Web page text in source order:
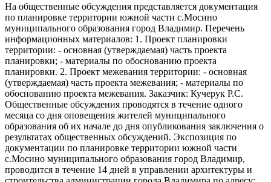
На общественные обсуждения представляется документация
по планировке территории южной части с.Мосино
муниципального образования город Владимир. Перечень
информационных материалов: 1. Проект планировки
территории: - основная (утверждаемая) часть проекта
планировки; - материалы по обоснованию проекта
планировки. 2. Проект межевания территории: - основная
(утверждаемая) часть проекта межевания; - материалы по
обоснованию проекта межевания. Заказчик: Кучерук Р.С.
Общественные обсуждения проводятся в течение одного
месяца со дня оповещения жителей муниципального
образования об их начале до дня опубликования заключения о
результатах общественных обсуждений. Экспозиция по
документации по планировке территории южной части
с.Мосино муниципального образования город Владимир,
проводится в течение 14 дней в управлении архитектуры и